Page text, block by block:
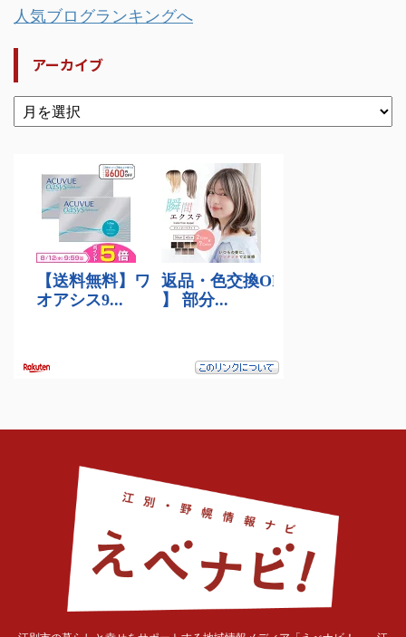
人気ブログランキングへ
アーカイブ